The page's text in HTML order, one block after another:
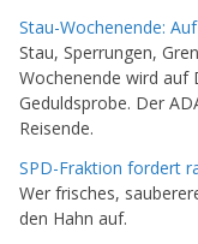
Stau-Wochenende:
Stau, Sperrungen,
Wochenende wird auf
Geduldsprobe. Der
Reisende.
SPD-Fraktion fordert
Wer frisches,
den Hahn auf.